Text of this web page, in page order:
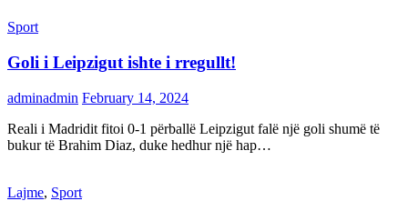
Sport
Goli i Leipzigut ishte i rregullt!
adminadmin February 14, 2024
Reali i Madridit fitoi 0-1 përballë Leipzigut falë një goli shumë të
bukur të Brahim Diaz, duke hedhur një hap…
Lajme, Sport